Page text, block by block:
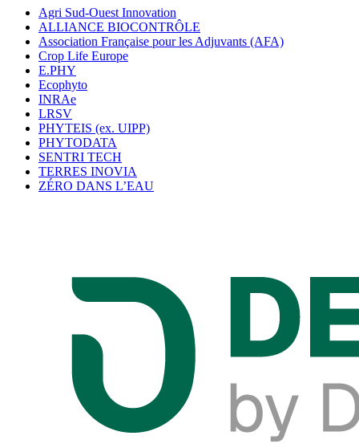
Agri Sud-Ouest Innovation
ALLIANCE BIOCONTRÔLE
Association Française pour les Adjuvants (AFA)
Crop Life Europe
E.PHY
Ecophyto
INRAe
LRSV
PHYTEIS (ex. UIPP)
PHYTODATA
SENTRI TECH
TERRES INOVIA
ZÉRO DANS L’EAU